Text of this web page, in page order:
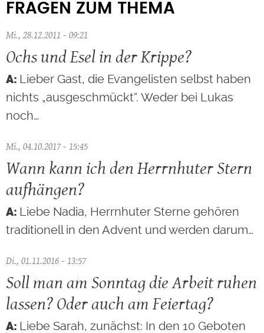
FRAGEN ZUM THEMA
Mi., 28.12.2011 - 09:21
Ochs und Esel in der Krippe?
Lieber Gast, die Evangelisten selbst haben
nichts „ausgeschmückt“. Weder bei Lukas
noch…
Mi., 04.10.2017 - 15:45
Wann kann ich den Herrnhuter Stern
aufhängen?
Liebe Nadia, Herrnhuter Sterne gehören
traditionell in den Advent und werden darum…
Di., 01.11.2016 - 13:57
Soll man am Sonntag die Arbeit ruhen
lassen? Oder auch am Feiertag?
Liebe Sarah, zunächst: In den 10 Geboten